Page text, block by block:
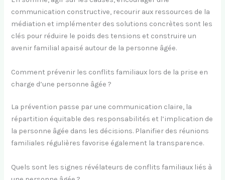
communication constructive, recourir aux ressources de la
médiation et implémenter des solutions concrètes sont les
clés pour réduire le poids des tensions et construire un
avenir familial apaisé autour de la personne âgée.
Comment prévenir les conflits familiaux lors de la prise en
charge d’une personne âgée ?
La prévention passe par une communication claire, la
répartition équitable des responsabilités et l’implication de
la personne âgée dans les décisions. Planifier des réunions
familiales régulières favorise également la transparence.
Quels sont les signes révélateurs de conflits familiaux liés à